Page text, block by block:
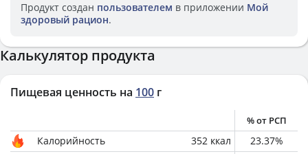
Продукт создан пользователем в приложении Мой
здоровый рацион.
Калькулятор продукта
Пищевая ценность на 100 г
% от РСП
Калорийность 352 ккал 23.37%